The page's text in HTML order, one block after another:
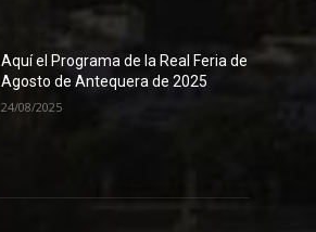
Aquí el Programa de la Real Feria de
Agosto de Antequera de 2025
24/08/2025